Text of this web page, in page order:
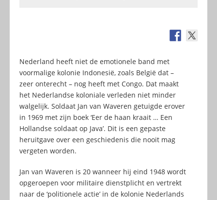
Nederland heeft niet de emotionele band met
voormalige kolonie Indonesië, zoals België dat –
zeer onterecht – nog heeft met Congo. Dat maakt
het Nederlandse koloniale verleden niet minder
walgelijk. Soldaat Jan van Waveren getuigde erover
in 1969 met zijn boek ‘Eer de haan kraait … Een
Hollandse soldaat op Java’. Dit is een gepaste
heruitgave over een geschiedenis die nooit mag
vergeten worden.
Jan van Waveren is 20 wanneer hij eind 1948 wordt
opgeroepen voor militaire dienstplicht en vertrekt
naar de ‘politionele actie’ in de kolonie Nederlands